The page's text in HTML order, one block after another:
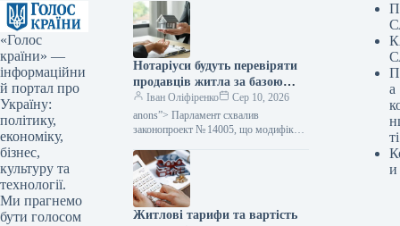
«Голос
країни» —
інформаційни
й портал про
Україну:
політику,
економіку,
бізнес,
культуру та
технології.
Ми прагнемо
бути голосом
Нотаріуси будуть перевіряти
продавців житла за базою
даних боржників: коли
правочин може бути зупинено
— Міністерство фінансів
Іван Оліфіренко
Сер 10, 2026
anons”> Парламент схвалив
законопроект № 14005, що модифікує
нерухомістю. З початку осені посадові
особи, зокрема нотаріуси та
державні…
Житлові тарифи та вартість
а
ті
и